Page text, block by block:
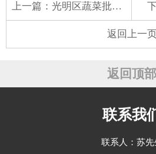
上一篇： 光明区蔬菜批发配送市场
返回上一页
返回顶部
联系我
联系人：苏先